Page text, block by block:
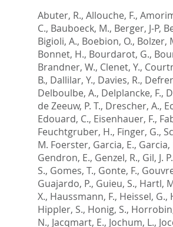
Abuter, R., Allouche, F.,
C., Bauboeck, M., Berger, J-P,
Bigioli, A., Boebion, O., Bolzer,
Bonnet, H., Bourdarot, G.,
Brandner, W., Clenet, Y.,
B., Dallilar, Y., Davies, R.,
Delboulbe, A., Delplancke, F.,
de Zeeuw, P. T., Drescher, A.,
Edouard, C., Eisenhauer, F.,
Feuchtgruber, H., Finger, G.,
M. Foerster, Garcia, E., Garcia,
Gendron, E., Genzel, R., Gil, J. P.
S., Gomes, T., Gonte, F.,
Guajardo, P., Guieu, S., Hartl,
X., Haussmann, F., Heissel, G.,
Hippler, S., Honig, S.,
N., Jacqmart, E., Jochum, L.,